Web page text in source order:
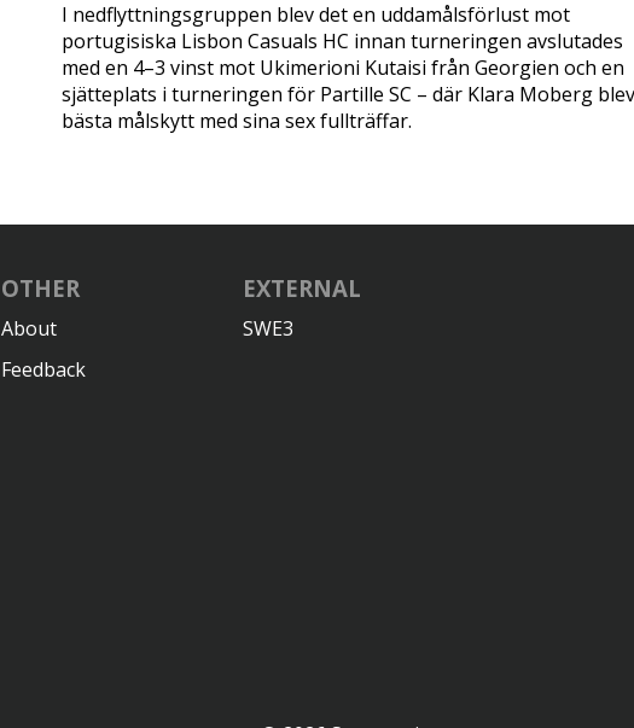
I nedflyttningsgruppen blev det en uddamålsförlust mot
portugisiska Lisbon Casuals HC innan turneringen avslutades
med en 4–3 vinst mot Ukimerioni Kutaisi från Georgien och en
sjätteplats i turneringen för Partille SC – där Klara Moberg blev
bästa målskytt med sina sex fullträffar.
OTHER
About
Feedback
EXTERNAL
SWE3